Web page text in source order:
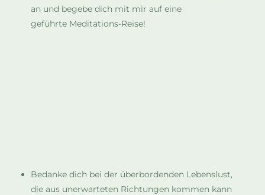
an und begebe dich mit mir auf eine
geführte Meditations-Reise!
Bedanke dich bei der überbordenden Lebenslust,
die aus unerwarteten Richtungen kommen kann